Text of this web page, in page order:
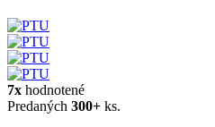
7x hodnotené
Predaných 300+ ks.